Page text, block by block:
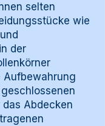
selten
wie
der
Aufbewahrung
Abdecken